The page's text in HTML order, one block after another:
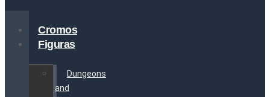
Cromos
Figuras
Dungeons
and